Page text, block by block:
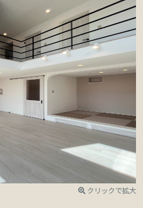
クリックで拡大